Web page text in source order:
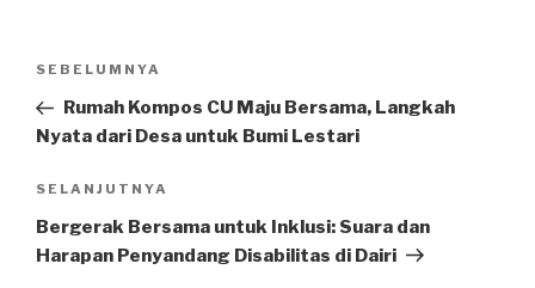
Navigasi
Pos
Sebelumnya
SEBELUMNYA
Rumah Kompos CU Maju Bersama, Langkah
Nyata dari Desa untuk Bumi Lestari
Pos
Selanjutnya
SELANJUTNYA
Bergerak Bersama untuk Inklusi: Suara dan
Harapan Penyandang Disabilitas di Dairi